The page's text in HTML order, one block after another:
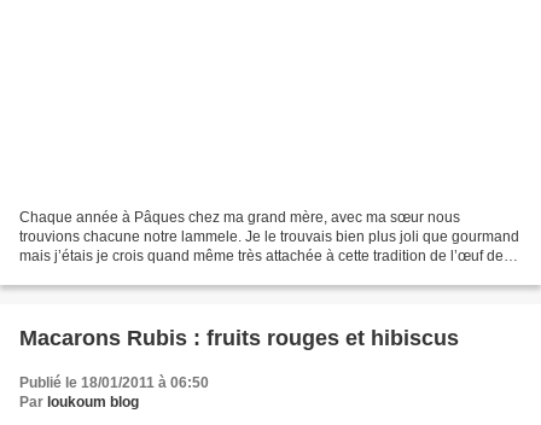
Chaque année à Pâques chez ma grand mère, avec ma sœur nous
trouvions chacune notre lammele. Je le trouvais bien plus joli que gourmand
mais j’étais je crois quand même très attachée à cette tradition de l’œuf de
Macarons Rubis : fruits rouges et hibiscus
Publié le 18/01/2011 à 06:50
Par loukoum blog